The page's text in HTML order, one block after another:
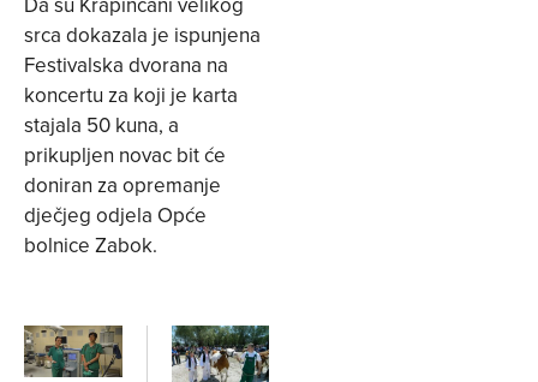
srca dokazala je ispunjena
Festivalska dvorana na
koncertu za koji je karta
stajala 50 kuna, a
prikupljen novac bit će
doniran za opremanje
dječjeg odjela Opće
bolnice Zabok.